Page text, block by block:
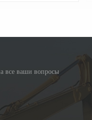
все ваши вопросы